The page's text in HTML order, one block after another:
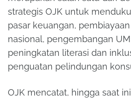
strategis OJK untuk
pasar keuangan,
nasional, pengembangan
peningkatan literasi dan
penguatan pelindungan
OJK mencatat, hingga saat